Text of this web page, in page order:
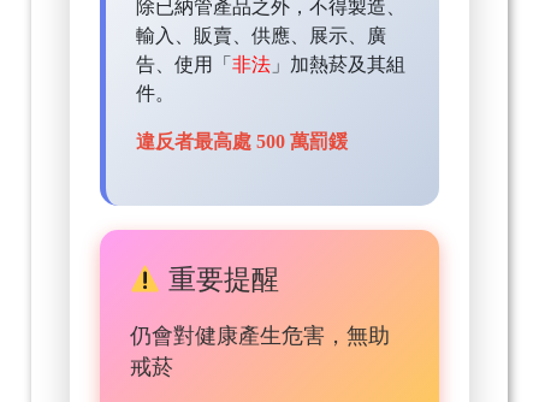
除已納管產品之外，不得製造、
輸入、販賣、供應、展示、廣
告、使用「 非法」加熱菸及其組
件。
違反者最高處 500 萬罰鍰
重要提醒
仍會對健康產生危害，無助
戒菸